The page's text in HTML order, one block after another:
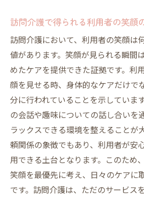
訪問介護で得られる互いの成長
訪問介護がもたらすスタ
利用者と共に歩む時間の意
成長を促すケアの方法
訪問介護における質の向
互いに学び合う環境作り
成長を実感する訪問介護
訪問介護の実践方法心のつなが
心のつながりを築くため
訪問介護における信頼の
心温まるケアの実践方法
訪問介護で得られる利用者の笑顔
訪問介護において、利用者の笑顔は
値があります。笑顔が見られる瞬間
めたケアを提供できた証拠です。利
顔を見せる時、身体的なケアだけで
分に行われていることを示していま
の会話や趣味についての話し合いを
ラックスできる環境を整えることが
頼関係の象徴でもあり、利用者が安
用できる土台となります。このため
笑顔を最優先に考え、日々のケアに
です。訪問介護は、ただのサービス